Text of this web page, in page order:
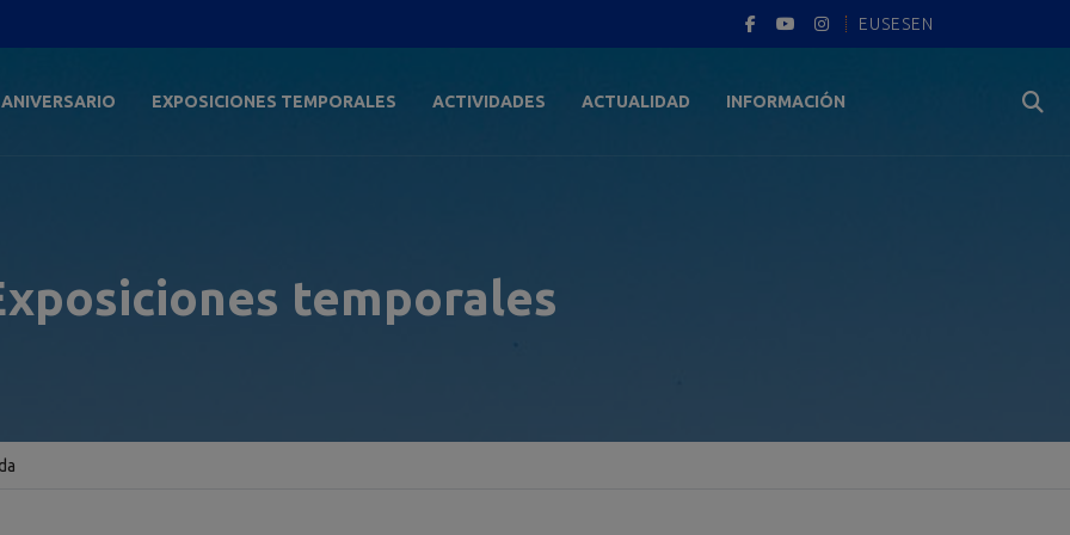
EUSESEN
EXPOSICIONES TEMPORALES ACTIVIDADES ACTUALIDAD INFORMACIÓN
temporales